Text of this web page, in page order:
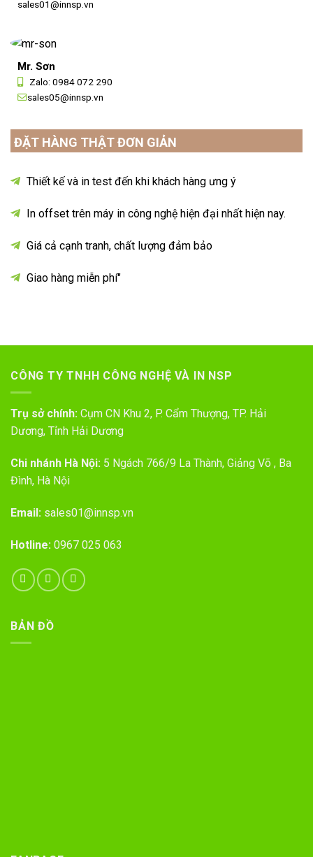
sales01@innsp.vn
Mr. Sơn
Zalo: 0984 072 290
sales05@innsp.vn
ĐẶT HÀNG THẬT ĐƠN GIẢN
Thiết kế và in test đến khi khách hàng ưng ý
In offset trên máy in công nghệ hiện đại nhất hiện nay.
Giá cả cạnh tranh, chất lượng đảm bảo
Giao hàng miễn phí"
CÔNG TY TNHH CÔNG NGHỆ VÀ IN NSP
Trụ sở chính: Cụm CN Khu 2, P. Cẩm Thượng, TP. Hải
Dương, Tỉnh Hải Dương
Chi nhánh Hà Nội: 5 Ngách 766/9 La Thành, Giảng Võ , Ba
Đình, Hà Nội
Email: sales01@innsp.vn
Hotline: 0967 025 063
BẢN ĐỒ